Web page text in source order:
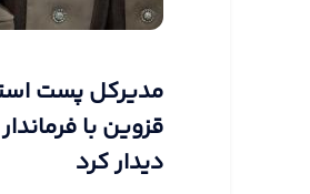
مدیرکل پست
قزوین با فرماندار
دیدار کرد